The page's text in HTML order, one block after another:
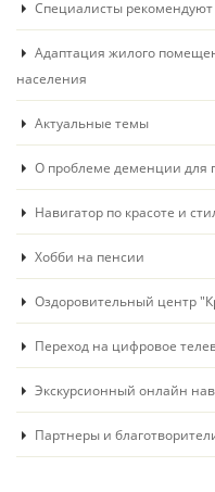
Специалисты рекомендуют
Адаптация жилого
населения
Актуальные темы
О проблеме деменции для
Навигатор по красоте и
Хобби на пенсии
Оздоровительный центр
Переход на цифровое
Экскурсионный онлайн
Партнеры и